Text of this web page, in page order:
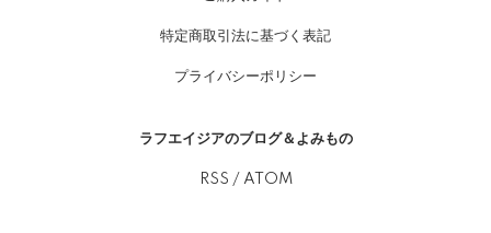
特定商取引法に基づく表記
プライバシーポリシー
ラフエイジアのブログ＆よみもの
RSS / ATOM